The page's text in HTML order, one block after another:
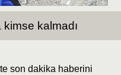
kimse kalmadı
son dakika haberini